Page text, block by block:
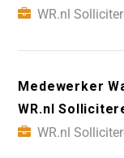
WR.nl
Medewerker
WR.nl
WR.nl